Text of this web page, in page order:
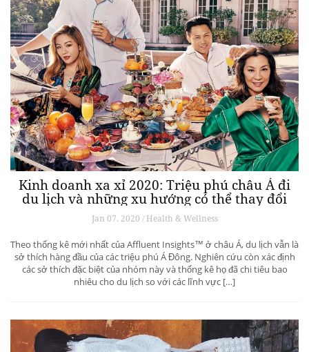
Kinh doanh xa xỉ 2020: Triệu phú châu Á đi
du lịch và những xu hướng có thể thay đổi
ngành du lịch thượng lưu
Jan 07, 2020 / Health & Wellness
Theo thống kê mới nhất của Affluent Insights™ ở châu Á, du lịch vẫn là
sở thích hàng đầu của các triệu phú Á Đông. Nghiên cứu còn xác định
các sở thích đặc biệt của nhóm này và thống kê họ đã chi tiêu bao
nhiêu cho du lịch so với các lĩnh vực […]